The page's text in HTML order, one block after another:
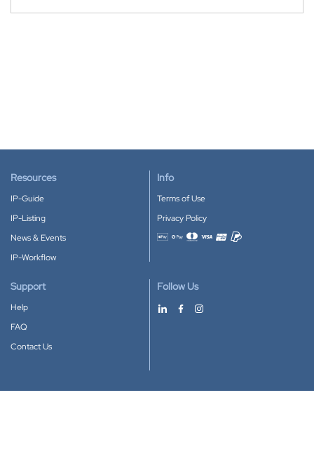
Resources
IP-Guide
IP-Listing
News & Events
IP-Workflow
Info
Terms of Use
Privacy Policy
Accepted payment methods
Support
Help
FAQ
Contact Us
Follow Us